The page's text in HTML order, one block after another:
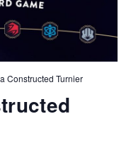
Constructed Turnier